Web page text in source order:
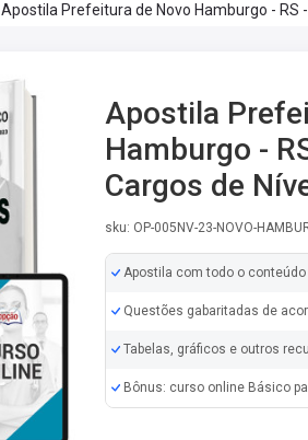
Apostila Prefeitura de Novo Hamburgo - RS
Apostila
Hamburgo -
Cargos de
sku: OP-005NV-23-NOVO-
Apostila com todo o
Questões gabaritadas de
Tabelas, gráficos e outros
Bônus: curso online Básico